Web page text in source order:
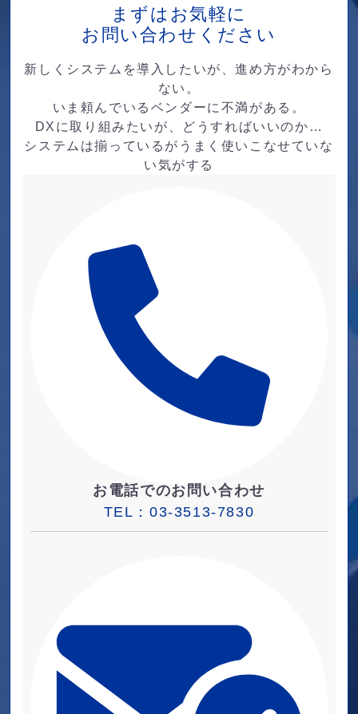
まずはお気軽に
お問い合わせください
新しくシステムを導入したいが、進め方がわから
ない。
いま頼んでいるベンダーに不満がある。
DXに取り組みたいが、どうすればいいのか…
システムは揃っているがうまく使いこなせていな
い気がする
お電話でのお問い合わせ
TEL：03-3513-7830